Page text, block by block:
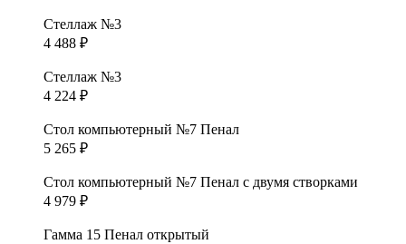
Стеллаж №3
4 488 ₽
Стеллаж №3
4 224 ₽
Стол компьютерный №7 Пенал
5 265 ₽
Стол компьютерный №7 Пенал с двумя створками
4 979 ₽
Гамма 15 Пенал открытый